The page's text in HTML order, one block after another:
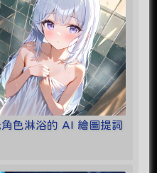
色淋浴的 AI 繪圖提詞